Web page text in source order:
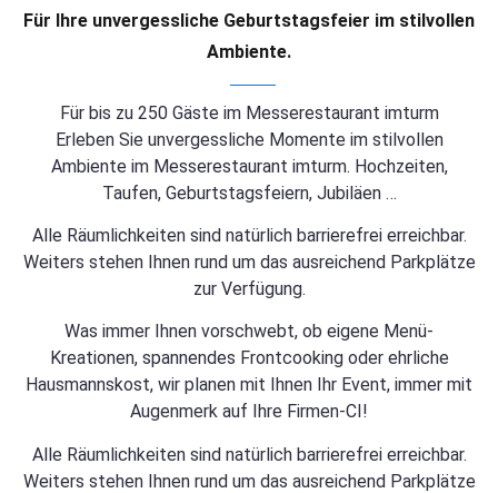
Für Ihre unvergessliche Geburtstagsfeier im stilvollen
Ambiente.
Für bis zu 250 Gäste im Messerestaurant imturm
Erleben Sie unvergessliche Momente im stilvollen
Ambiente im Messerestaurant imturm. Hochzeiten,
Taufen, Geburtstagsfeiern, Jubiläen …
Alle Räumlichkeiten sind natürlich barrierefrei erreichbar.
Weiters stehen Ihnen rund um das ausreichend Parkplätze
zur Verfügung.
Was immer Ihnen vorschwebt, ob eigene Menü-
Kreationen, spannendes Frontcooking oder ehrliche
Hausmannskost, wir planen mit Ihnen Ihr Event, immer mit
Augenmerk auf Ihre Firmen-CI!
Alle Räumlichkeiten sind natürlich barrierefrei erreichbar.
Weiters stehen Ihnen rund um das ausreichend Parkplätze